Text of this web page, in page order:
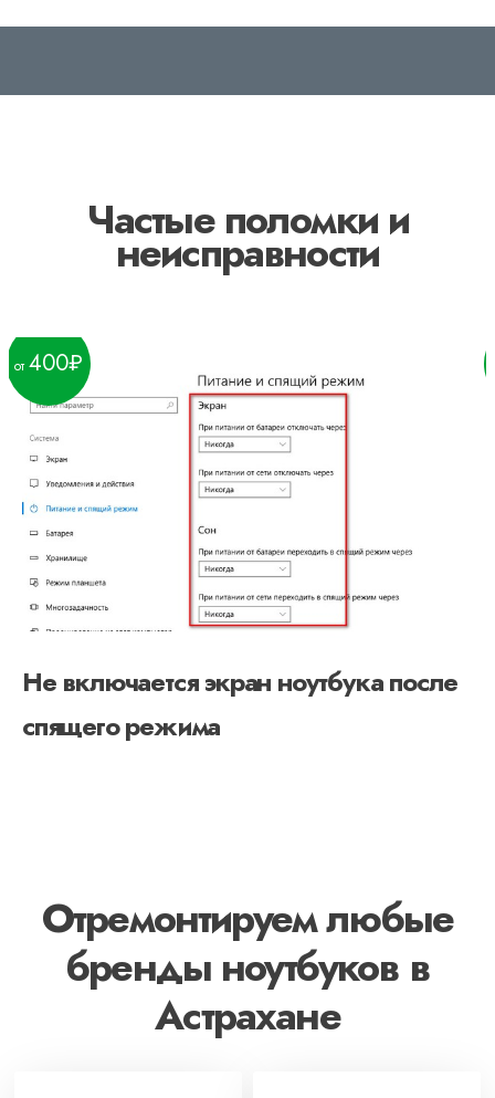
Частые поломки и
неисправности
Не включается экран ноутбука после
спящего режима
400
Отремонтируем любые
бренды ноутбуков в
Астрахане